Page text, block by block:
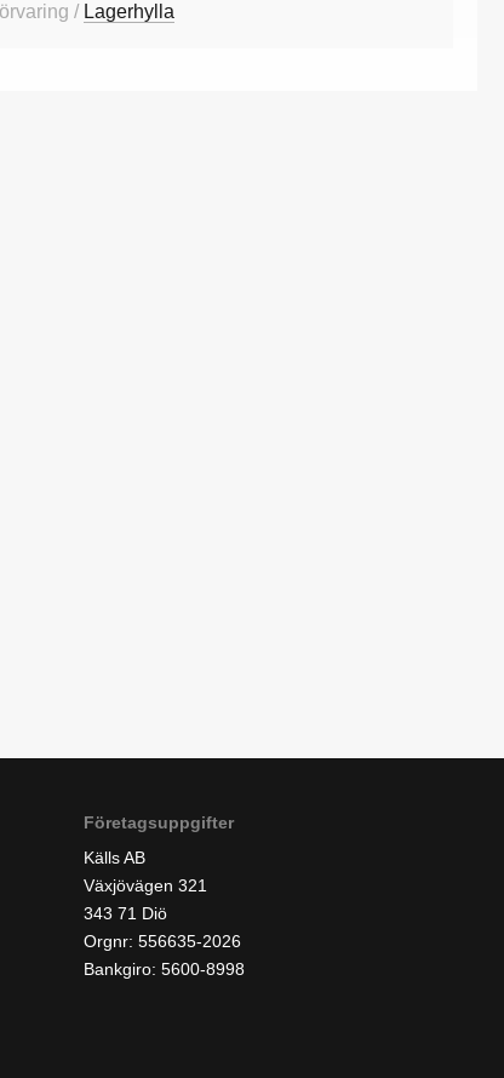
/ Lagerhylla
Företagsuppgifter
Källs AB
Växjövägen 321
343 71 Diö
Orgnr: 556635-2026
Bankgiro: 5600-8998